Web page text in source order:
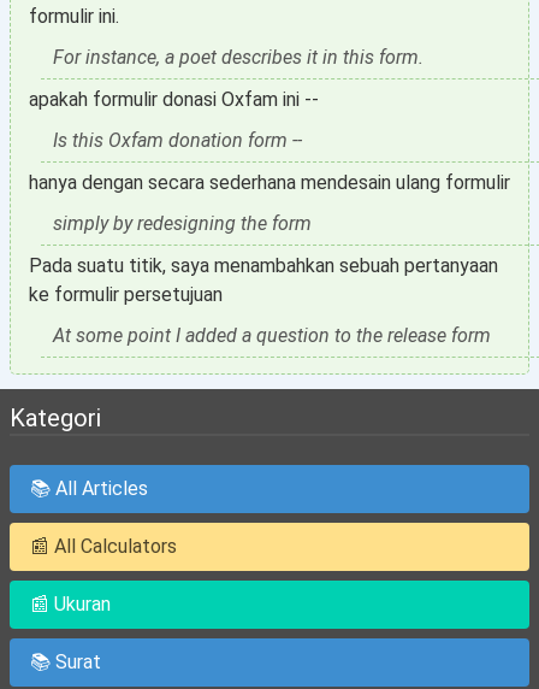
formulir ini.
For instance, a poet describes it in this form.
apakah formulir donasi Oxfam ini --
Is this Oxfam donation form --
hanya dengan secara sederhana mendesain ulang formulir
simply by redesigning the form
Pada suatu titik, saya menambahkan sebuah pertanyaan
ke formulir persetujuan
At some point I added a question to the release form
Kategori
📚 All Articles
📰 All Calculators
📰 Ukuran
📚 Surat